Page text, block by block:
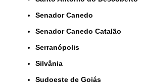
Senador Canedo
Senador Canedo Catalão
Serranópolis
Silvânia
Sudoeste de Goiás